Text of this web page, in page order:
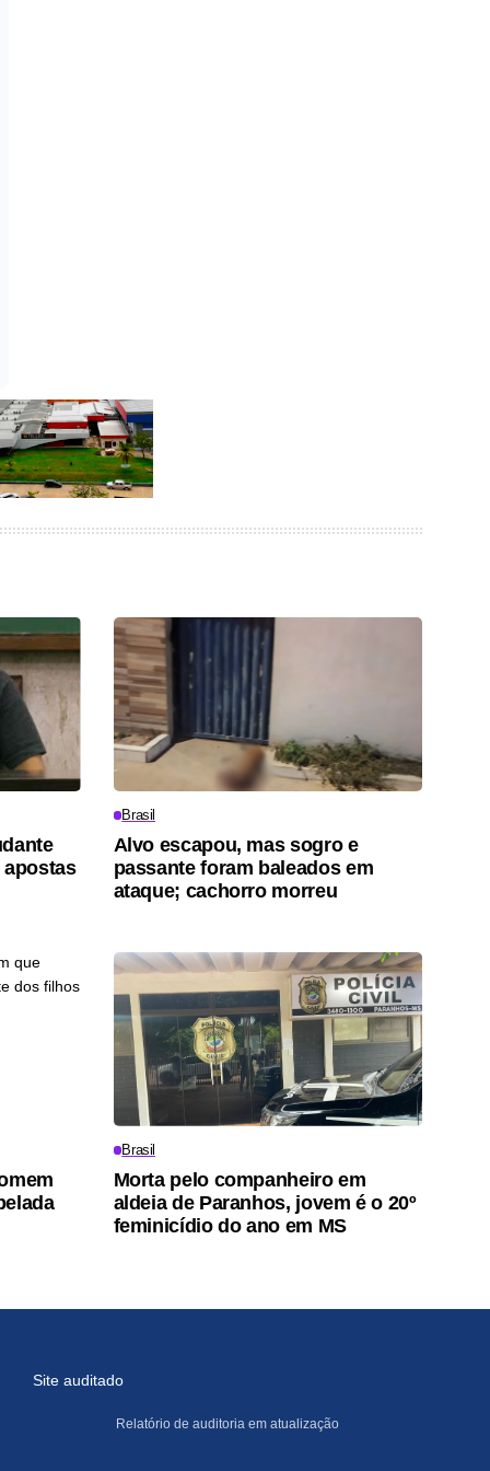
apostas
Brasil
Alvo escapou, mas sogro e
passante foram baleados em
ataque; cachorro morreu
Brasil
Morta pelo companheiro em
aldeia de Paranhos, jovem é o 20º
feminicídio do ano em MS
Site auditado
Relatório de auditoria em atualização